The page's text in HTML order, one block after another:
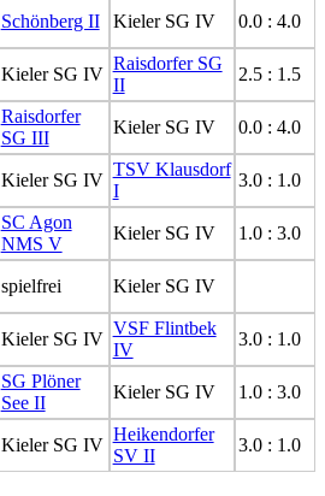
Schönberg II Kieler SG IV 0.0 : 4.0
Kieler SG IV
Raisdorfer SG
II
2.5 : 1.5
Raisdorfer
SG III
Kieler SG IV 0.0 : 4.0
Kieler SG IV
TSV Klausdorf
I
3.0 : 1.0
SC Agon
NMS V
Kieler SG IV 1.0 : 3.0
spielfrei Kieler SG IV
Kieler SG IV
VSF Flintbek
IV
3.0 : 1.0
SG Plöner
See II
Kieler SG IV 1.0 : 3.0
Kieler SG IV
Heikendorfer
SV II
3.0 : 1.0